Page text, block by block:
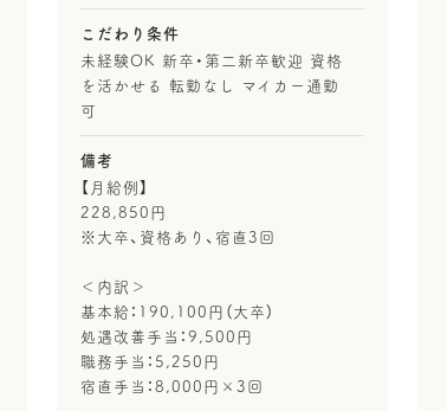
こだわり条件
未経験OK 新卒・第二新卒歓迎 資格
を活かせる 転勤なし マイカー通勤
可
備考
【月給例】
228,850円
※大卒、資格あり、宿直3回
＜内訳＞
基本給：190,100円（大卒）
処遇改善手当：9,500円
職務手当：5,250円
宿直手当：8,000円×3回